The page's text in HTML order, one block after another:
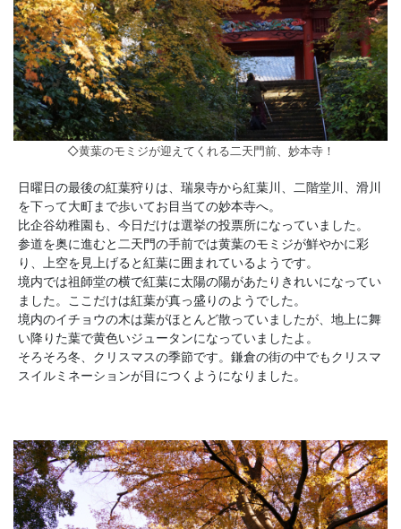
◇黄葉のモミジが迎えてくれる二天門前、妙本寺！
日曜日の最後の紅葉狩りは、瑞泉寺から紅葉川、二階堂川、滑川
を下って大町まで歩いてお目当ての妙本寺へ。
比企谷幼稚園も、今日だけは選挙の投票所になっていました。
参道を奥に進むと二天門の手前では黄葉のモミジが鮮やかに彩
り、上空を見上げると紅葉に囲まれているようです。
境内では祖師堂の横で紅葉に太陽の陽があたりきれいになってい
ました。ここだけは紅葉が真っ盛りのようでした。
境内のイチョウの木は葉がほとんど散っていましたが、地上に舞
い降りた葉で黄色いジュータンになっていましたよ。
そろそろ冬、クリスマスの季節です。鎌倉の街の中でもクリスマ
スイルミネーションが目につくようになりました。